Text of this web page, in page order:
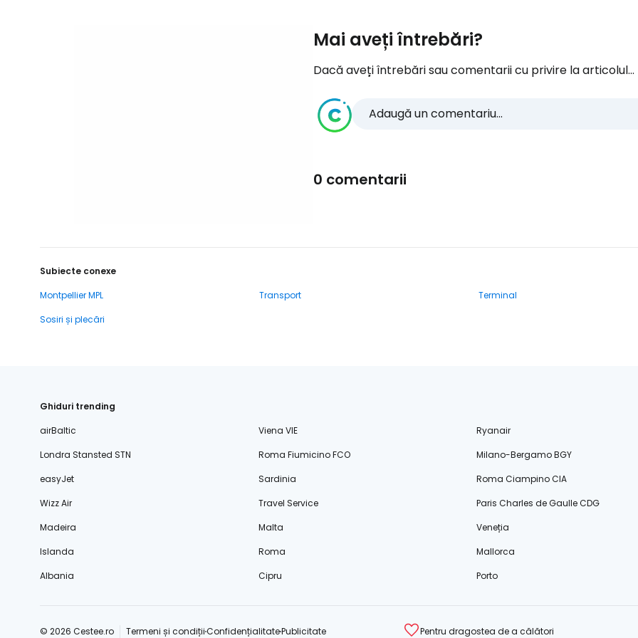
Mai aveți întrebări?
Dacă aveți întrebări sau comentarii cu privire la articolul...
Adaugă un comentariu...
0 comentarii
Subiecte conexe
Montpellier MPL
Transport Terminal
Sosiri și plecări
Ghiduri trending
airBaltic
Viena VIE
Ryanair
Londra Stansted STN
Roma Fiumicino FCO
Milano-Bergamo BGY
easyJet
Sardinia
Roma Ciampino CIA
Wizz Air
Travel Service
Paris Charles de Gaulle CDG
Madeira
Malta
Veneția
Islanda
Roma
Mallorca
Albania
Cipru Porto
© 2026 Cestee.ro Termeni și condițiiConfidențialitatePublicitate Pentru dragostea de a călători